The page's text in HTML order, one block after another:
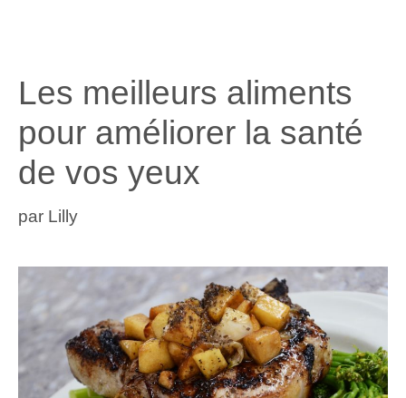
Les meilleurs aliments
pour améliorer la santé
de vos yeux
par Lilly